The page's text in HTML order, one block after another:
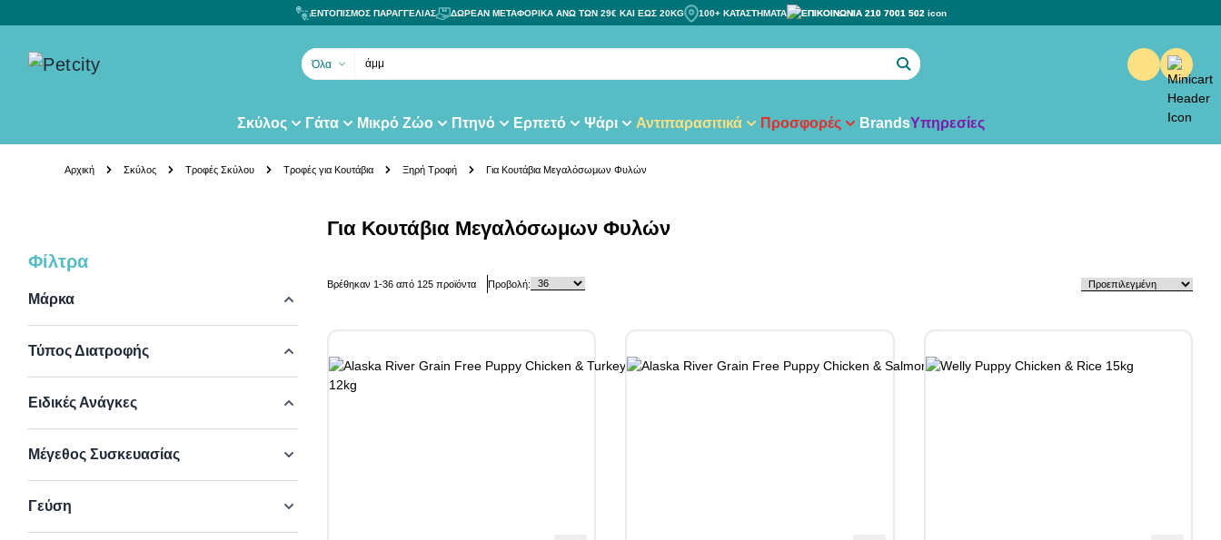
ΕΝΤΟΠΙΣΜΟΣ ΠΑΡΑΓΓΕΛΙΑΣ ΔΩΡΕΑΝ ΜΕΤΑΦΟΡΙΚΑ ΑΝΩ ΤΩΝ 29€ ΚΑΙ ΕΩΣ 20KG 100+ ΚΑΤΑΣΤΗΜΑΤΑ ΕΠΙΚΟΙΝΩΝΙΑ 210 7001 502
Όλα άμμο γάτας
Σκύλος Γάτα Μικρό Ζώο Πτηνό Ερπετό Ψάρι Αντιπαρασιτικά Προσφορές BrandsΥπηρεσίες
Αρχική Σκύλος Τροφές Σκύλου Τροφές για Κουτάβια Ξηρή Τροφή Για Κουτάβια Μεγαλόσωμων Φυλών
Skip to product list
Φίλτρα
Μάρκα
Τύπος Διατροφής
Ειδικές Ανάγκες
Μέγεθος Συσκευασίας
Γεύση
Για Κουτάβια Μεγαλόσωμων Φυλών
Βρέθηκαν 1-36από 125προϊόντα Προβολή: